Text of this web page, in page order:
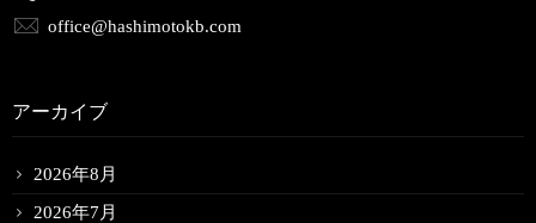
office@hashimotokb.com
アーカイブ
2026年8月
2026年7月